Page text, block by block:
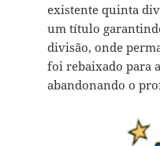
existente quinta
um título
divisão, onde
foi rebaixado para
abandonando o